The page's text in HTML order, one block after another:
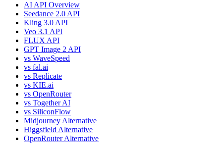
AI API Overview
Seedance 2.0 API
Kling 3.0 API
Veo 3.1 API
FLUX API
GPT Image 2 API
vs WaveSpeed
vs fal.ai
vs Replicate
vs KIE.ai
vs OpenRouter
vs Together AI
vs SiliconFlow
Midjourney Alternative
Higgsfield Alternative
OpenRouter Alternative